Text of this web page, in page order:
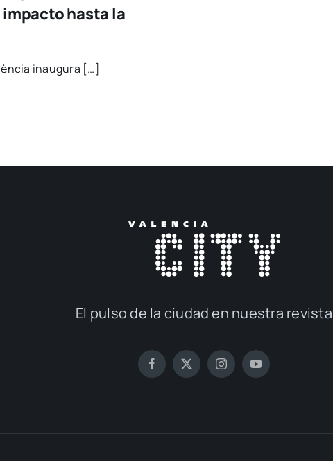
impacto hasta la
inau­gu­ra […]
El pul­so de la ciu­dad en nues­tra revis­ta